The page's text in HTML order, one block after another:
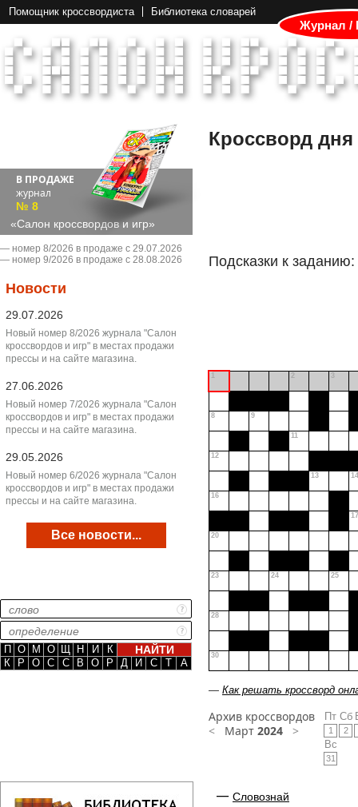
Помощник кроссвордиста Библиотека словарей
Журнал /
В ПРОДАЖЕ
журнал
№ 8
«Салон кроссвордов и игр»
― номер 8/2026 в продаже с 29.07.2026
― номер 9/2026 в продаже с 28.08.2026
Новости
29.07.2026
Новый номер 8/2026 журнала "Салон
кроссвордов и игр" в местах продажи
прессы и на сайте магазина.
27.06.2026
Новый номер 7/2026 журнала "Салон
кроссвордов и игр" в местах продажи
прессы и на сайте магазина.
29.05.2026
Новый номер 6/2026 журнала "Салон
кроссвордов и игр" в местах продажи
прессы и на сайте магазина.
Все новости...
П О М О Щ Н И
К
К
Р О С С В О Р Д И С Т А
Кроссворд дня
Подсказки к заданию:
1 2 3
8 9
11
12
13 14
16
17
20
23 24 25
28
30
— Как решать кроссворд
Архив кроссвордов
< Март 2024 >
Пт
1
Сб
2
Вс
31
Словознай